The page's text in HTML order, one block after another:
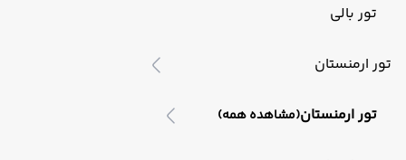
تور بالی
تور ارمنستان
تور ارمنستان(مشاهده همه)